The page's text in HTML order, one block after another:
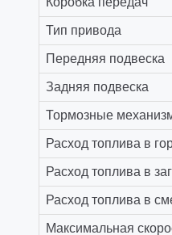
Тип привода
Передняя подвеска
Задняя подвеска
Тормозные
Расход топлива в
Расход топлива в
Расход топлива в
Максимальная